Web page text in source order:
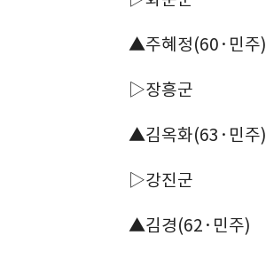
▲주혜정(60·민주)
▷장흥군
▲김옥화(63·민주)
▷강진군
▲김경(62·민주)